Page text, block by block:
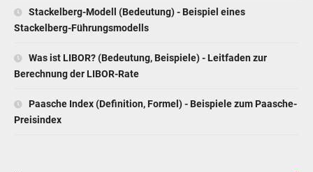
Stackelberg-Modell (Bedeutung) - Beispiel eines
Stackelberg-Führungsmodells
Was ist LIBOR? (Bedeutung, Beispiele) - Leitfaden zur
Berechnung der LIBOR-Rate
Paasche Index (Definition, Formel) - Beispiele zum Paasche-
Preisindex